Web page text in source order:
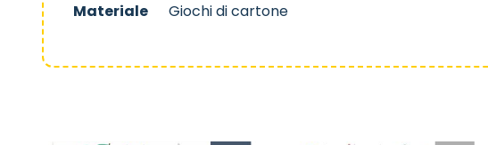
Materiale
Giochi di cartone